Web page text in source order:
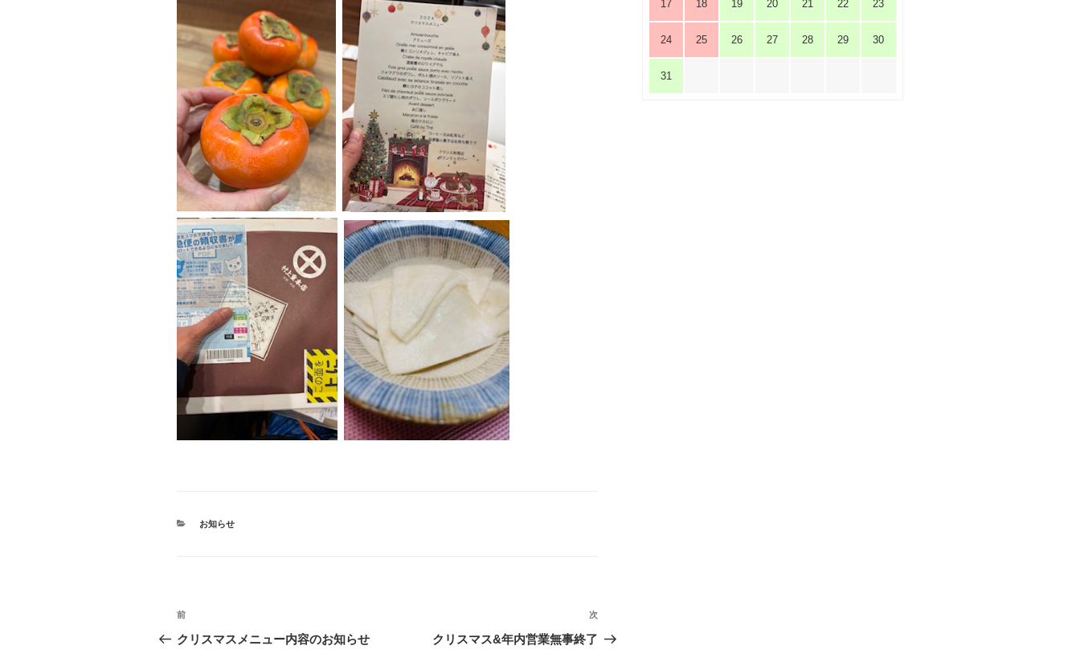
カ
お知らせ
投
稿
前
の
前
クリスマスメニュー内容のお知らせ
次
の
次
クリスマス&年内営業無事終了
17 18 19 20 21 22 23
24 25 26 27 28 29 30
31